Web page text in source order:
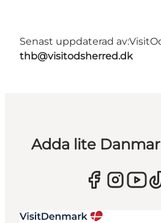
Senast uppdaterad av:
thb@visitodsherred.dk
Adda lite